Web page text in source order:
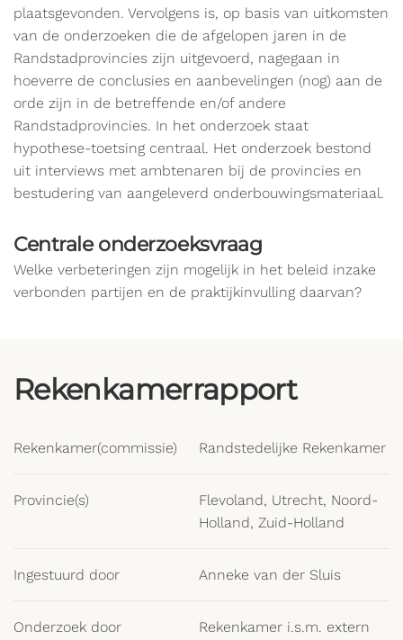
plaatsgevonden. Vervolgens is, op basis van uitkomsten
van de onderzoeken die de afgelopen jaren in de
Randstadprovincies zijn uitgevoerd, nagegaan in
hoeverre de conclusies en aanbevelingen (nog) aan de
orde zijn in de betreffende en/of andere
Randstadprovincies. In het onderzoek staat
hypothese-toetsing centraal. Het onderzoek bestond
uit interviews met ambtenaren bij de provincies en
bestudering van aangeleverd onderbouwingsmateriaal.
Centrale onderzoeksvraag
Welke verbeteringen zijn mogelijk in het beleid inzake
verbonden partijen en de praktijkinvulling daarvan?
Rekenkamerrapport
Rekenkamer(commissie) Randstedelijke Rekenkamer
Provincie(s)
Flevoland, Utrecht, Noord-
Holland, Zuid-Holland
Ingestuurd door Anneke van der Sluis
Onderzoek door
Rekenkamer i.s.m. extern